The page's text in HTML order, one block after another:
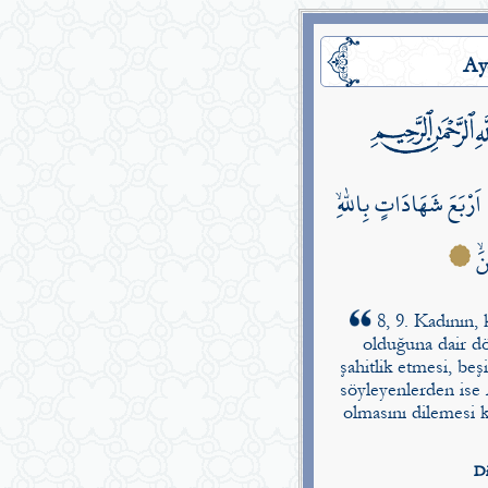
شَهَادَاتٍ بِاللّٰهِۙ
8, 9. Kadının,
olduğuna dair
şahitlik etmesi,
söyleyenlerden ise
olmasını